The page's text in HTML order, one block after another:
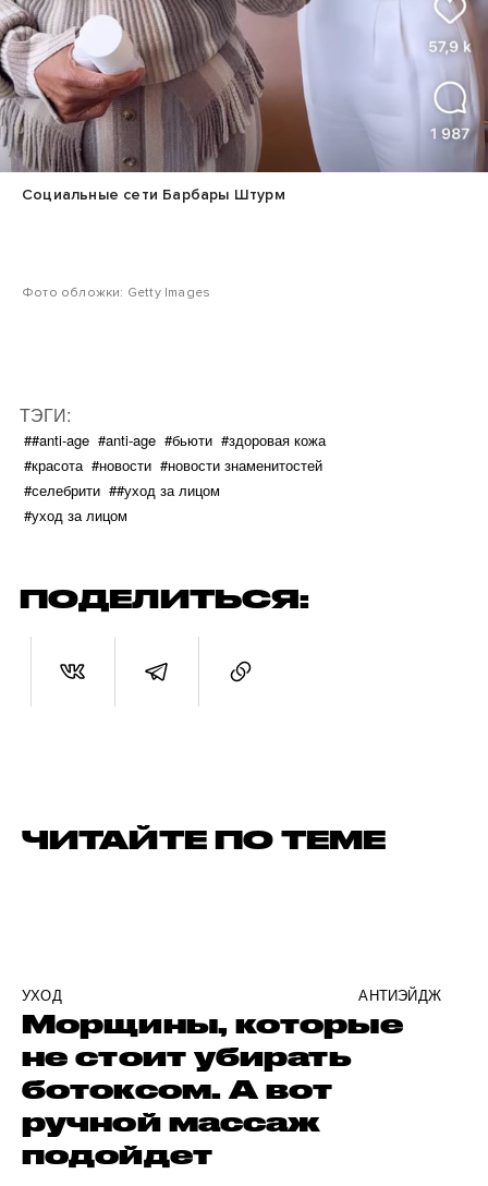
Социальные сети Барбары Штурм
Фото обложки: Getty Images
ТЭГИ:
##anti-age #anti-age #бьюти #здоровая кожа
#красота #новости #новости знаменитостей
#селебрити ##уход за лицом
#уход за лицом
ПОДЕЛИТЬСЯ:
ЧИТАЙТЕ ПО ТЕМЕ
УХОД АНТИЭЙДЖ
Морщины, которые
не стоит убирать
ботоксом. А вот
ручной массаж
подойдет